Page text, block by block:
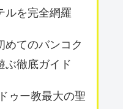
ルを完全網羅
めてのバンコク
ぶ徹底ガイド
ゥー教最大の聖